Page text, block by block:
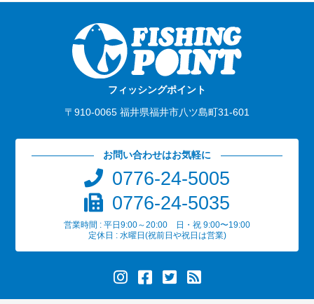
フィッシングポイント
〒910-0065 福井県福井市八ツ島町31-601
お問い合わせはお気軽に
0776-24-5005
0776-24-5035
営業時間 : 平日9:00～20:00 日・祝 9:00〜19:00
定休日 : 水曜日(祝前日や祝日は営業)